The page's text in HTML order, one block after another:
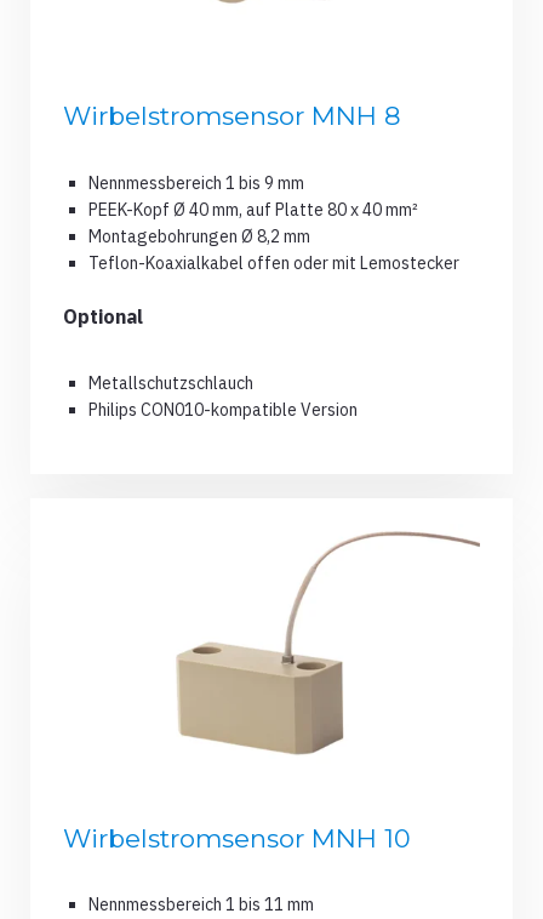
Wirbelstromsensor MNH 8
Nennmessbereich 1 bis 9 mm
PEEK-Kopf Ø 40 mm, auf Platte 80 x 40 mm²
Montagebohrungen Ø 8,2 mm
Teflon-Koaxialkabel offen oder mit Lemostecker
Optional
Metallschutzschlauch
Philips CON010-kompatible Version
Wirbelstromsensor MNH 10
Nennmessbereich 1 bis 11 mm